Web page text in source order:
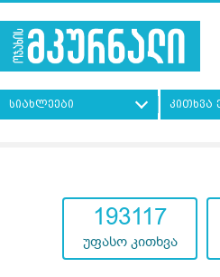
სიახლეები კითხვა
193117
უფასო კითხვა